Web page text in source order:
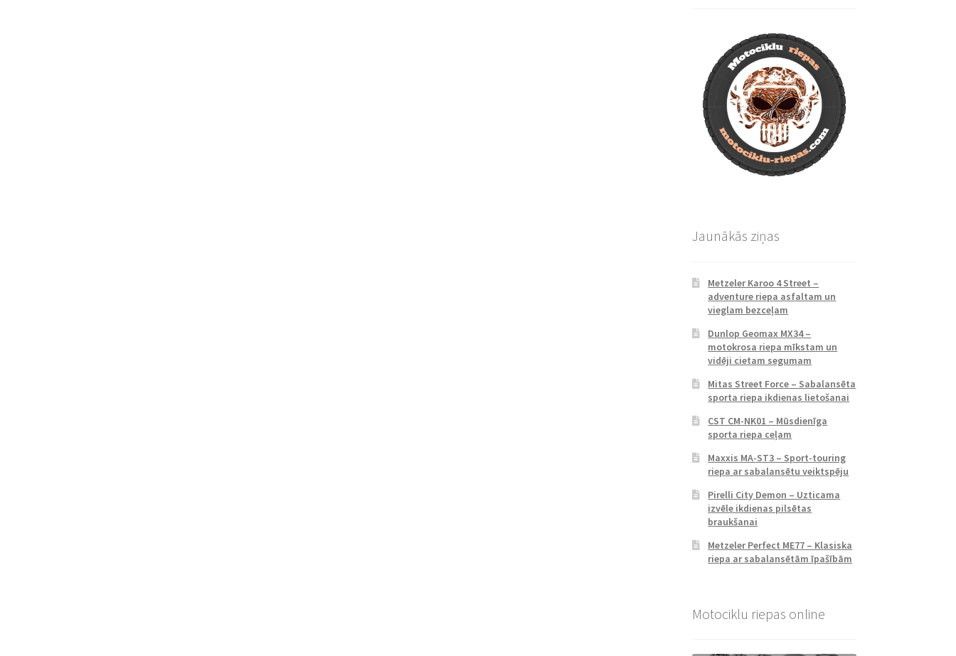
Jaunākās ziņas
Metzeler Karoo 4 Street –
adventure riepa asfaltam un
vieglam bezceļam
Dunlop Geomax MX34 –
motokrosa riepa mīkstam un
vidēji cietam segumam
Mitas Street Force – Sabalansēta
sporta riepa ikdienas lietošanai
CST CM-NK01 – Mūsdienīga
sporta riepa ceļam
Maxxis MA-ST3 – Sport-touring
riepa ar sabalansētu veiktspēju
Pirelli City Demon – Uzticama
izvēle ikdienas pilsētas
braukšanai
Metzeler Perfect ME77 – Klasiska
riepa ar sabalansētām īpašībām
Motociklu riepas online